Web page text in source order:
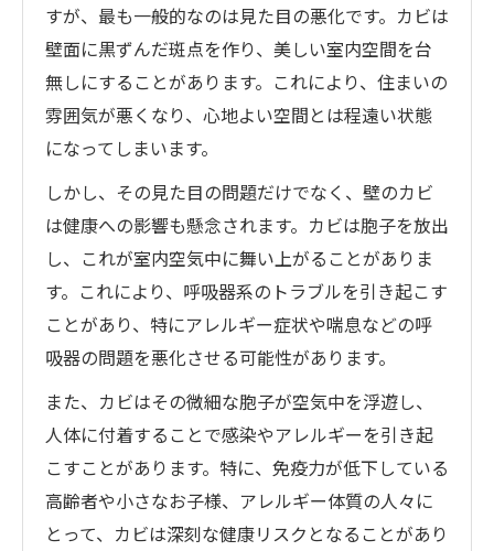
すが、最も一般的なのは見た目の悪化です。カビは
壁面に黒ずんだ斑点を作り、美しい室内空間を台
無しにすることがあります。これにより、住まいの
雰囲気が悪くなり、心地よい空間とは程遠い状態
になってしまいます。
しかし、その見た目の問題だけでなく、壁のカビ
は健康への影響も懸念されます。カビは胞子を放出
し、これが室内空気中に舞い上がることがありま
す。これにより、呼吸器系のトラブルを引き起こす
ことがあり、特にアレルギー症状や喘息などの呼
吸器の問題を悪化させる可能性があります。
また、カビはその微細な胞子が空気中を浮遊し、
人体に付着することで感染やアレルギーを引き起
こすことがあります。特に、免疫力が低下している
高齢者や小さなお子様、アレルギー体質の人々に
とって、カビは深刻な健康リスクとなることがあり